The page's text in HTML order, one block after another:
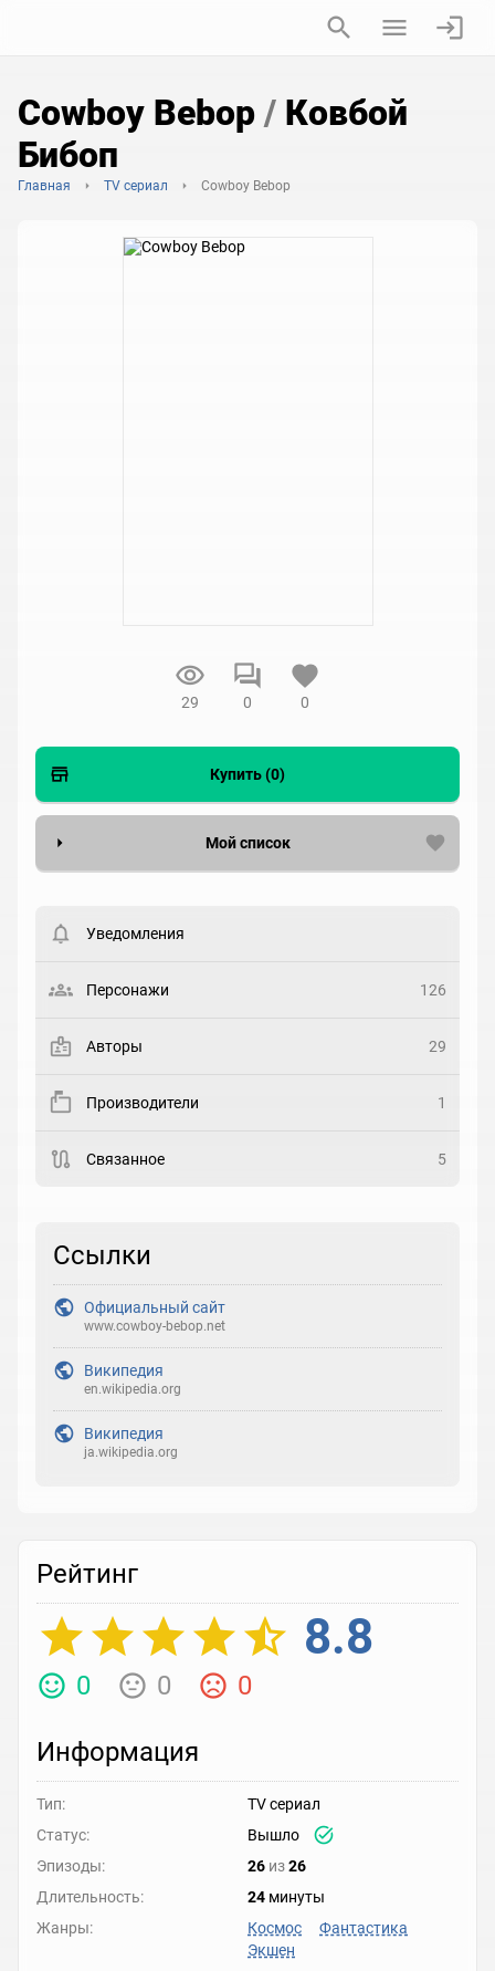
Cowboy Bebop / Ковбой
Бибоп
Главная TV сериал Cowboy Bebop
29 0 0
Купить (0)
Мой список
Статус
Рейтинг
Реакция
Уведомления
Персонажи 126
Авторы 29
Производители 1
Связанное 5
Ссылки
Официальный сайт
www.cowboy-bebop.net
Википедия
en.wikipedia.org
Википедия
ja.wikipedia.org
Рейтинг
8.8
0 0 0
Информация
Тип:
TV сериал
Статус:
Вышло
Эпизоды:
26 из26
Длительность:
24 минуты
Жанры:
Космос
Фантастика
Экшен